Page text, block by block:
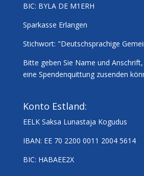
BIC: BYLA DE M1ERH
Sparkasse Erlangen
Stichwort: "Deutschsprachige
Bitte geben Sie Name und
eine Spendenquittung zusenden
Konto Estland:
EELK Saksa Lunastaja Kogudus
IBAN: EE 70 2200 0011 2004 5614
BIC: HABAEE2X